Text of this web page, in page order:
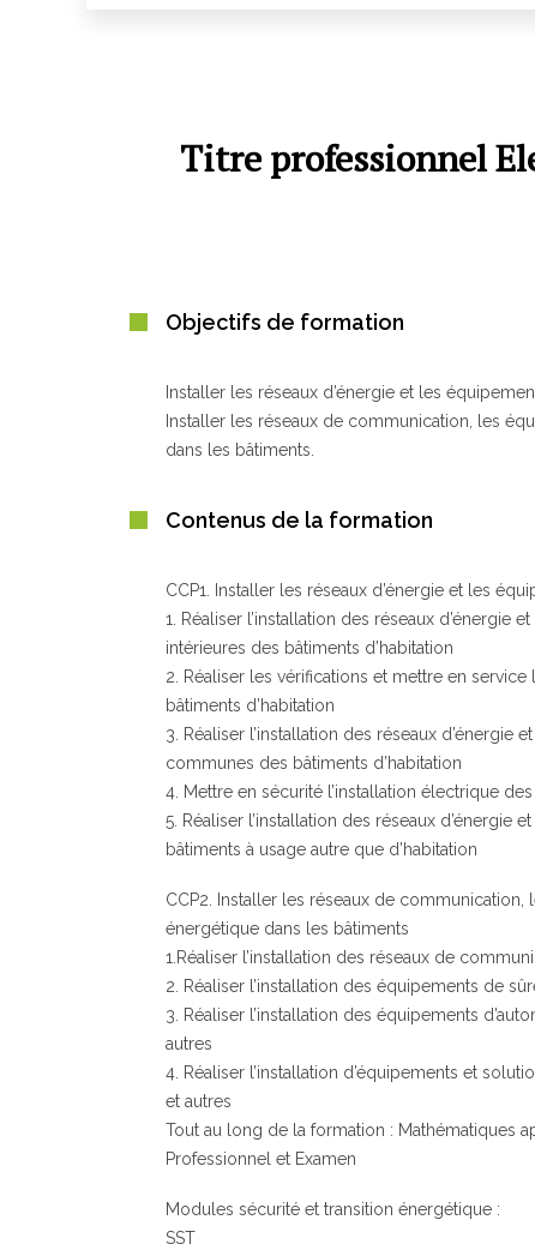
Titre professionnel
Objectifs de formation
Installer les réseaux d’énergie et les
Installer les réseaux de communication, les
dans les bâtiments.
Contenus de la formation
CCP1. Installer les réseaux d’énergie et les
1. Réaliser l’installation des réseaux
intérieures des bâtiments d’habitation
2. Réaliser les vérifications et mettre en
bâtiments d’habitation
3. Réaliser l’installation des réseaux
communes des bâtiments d’habitation
4. Mettre en sécurité l’installation électrique
5. Réaliser l’installation des réseaux
bâtiments à usage autre que d’habitation
CCP2. Installer les réseaux de
énergétique dans les bâtiments
1.Réaliser l’installation des réseaux de
2. Réaliser l’installation des équipements de
3. Réaliser l’installation des équipements
autres
4. Réaliser l’installation d’équipements et
et autres
Tout au long de la formation : Mathématiques
Professionnel et Examen
Modules sécurité et transition énergétique :
SST